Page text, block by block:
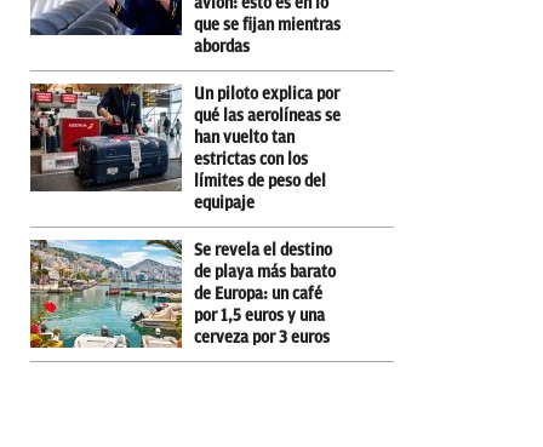
que se fijan mientras
abordas
Un piloto explica por
qué las aerolíneas se
han vuelto tan
estrictas con los
límites de peso del
equipaje
Se revela el destino
de playa más barato
de Europa: un café
por 1,5 euros y una
cerveza por 3 euros